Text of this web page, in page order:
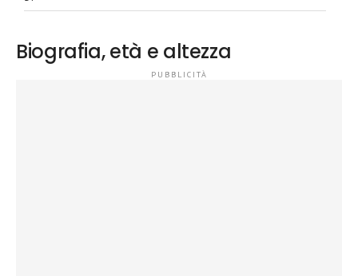
Biografia, età e altezza